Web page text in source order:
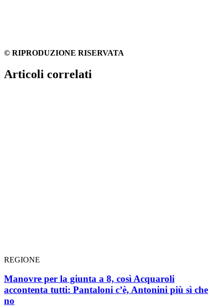
© RIPRODUZIONE RISERVATA
Articoli correlati
REGIONE
Manovre per la giunta a 8, così Acquaroli
accontenta tutti: Pantaloni c’è, Antonini più sì che
no